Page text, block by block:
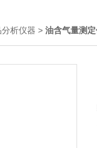
析仪器 > 油含气量测